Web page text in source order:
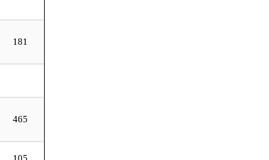
181
465